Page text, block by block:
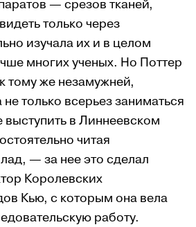
— срезов тканей,
только через
изучала их и в целом
многих ученых. Но Поттер
тому же незамужней,
только всерьез заниматься
выступить в Линнеевском
читая
— за нее это сделал
Королевских
Кью, с которым она вела
работу.